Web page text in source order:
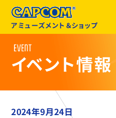
アミューズメント＆ショップ
2024年9月24日